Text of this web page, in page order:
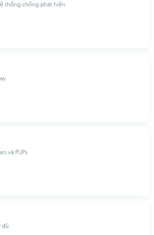
thống chống phát hiện
và PUPs
đủ